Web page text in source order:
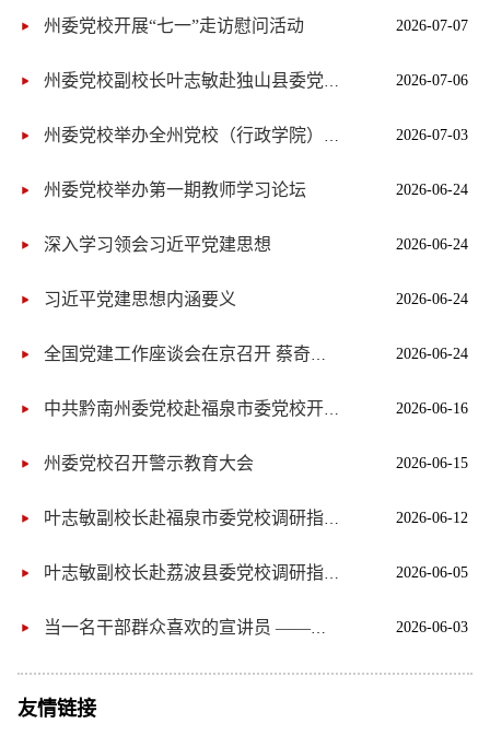
州委党校开展“七一”走访慰问活动 2026-07-07
州委党校副校长叶志敏赴独山县委党校调研指导工作 2026-07-06
州委党校举办全州党校（行政学院）系统科研咨政交流座谈会 2026-07-03
州委党校举办第一期教师学习论坛 2026-06-24
深入学习领会习近平党建思想 2026-06-24
习近平党建思想内涵要义 2026-06-24
全国党建工作座谈会在京召开 蔡奇出席并讲话 李希出席 2026-06-24
中共黔南州委党校赴福泉市委党校开展联合教研活动 2026-06-16
州委党校召开警示教育大会 2026-06-15
叶志敏副校长赴福泉市委党校调研指导工作 2026-06-12
叶志敏副校长赴荔波县委党校调研指导工作 2026-06-05
当一名干部群众喜欢的宣讲员 ——中共黔南州委党校四级调研员 黎庆礼 2026-06-03
友情链接